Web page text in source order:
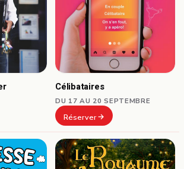
Célibataires
DU 17 AU 20 SEPTEMBRE
Réserver